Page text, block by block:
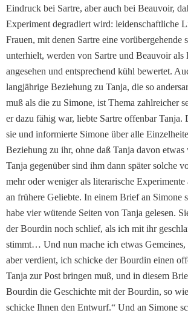
Eindruck bei Sartre, aber auch bei Beauvoir,
Experiment degradiert wird: leidenschaftliche
Frauen, mit de­nen Sartre eine vorüberge­hende
un­terhielt, werden von Sartre und Beauvoir als
angesehen und ent­sprechend kühl bewertet.
langjährige Beziehung zu Tanja, die so
muß als die zu Simone, ist Thema zahlreicher
er dazu fähig war, liebte Sartre offenbar Tanja.
sie und in­formierte Simone über alle
Beziehung zu ihr, ohne daß Tanja davon
Tanja gegenüber sind ihm dann später solche
mehr oder weniger als literarische Expe­rimente
an frühere Geliebte. In einem Brief an Simone
habe vier wütende Seiten von Tanja gelesen.
der Bourdin noch schlief, als ich mit ihr
stimmt… Und nun mache ich etwas Gemeines,
aber verdient, ich schicke der Bourdin einen
Tanja zur Post bringen muß, und in diesem
Bourdin die Ge­schichte mit der Bourdin, so
schicke Ihnen den Entwurf.“ Und an Si­mone